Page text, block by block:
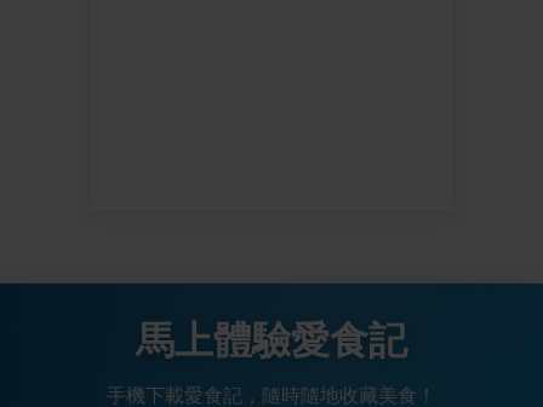
馬上體驗愛食記
手機下載愛食記，隨時隨地收藏美食！